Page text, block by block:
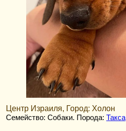
Центр Израиля, Город: Холон
Семейство: Собаки. Порода: Такса